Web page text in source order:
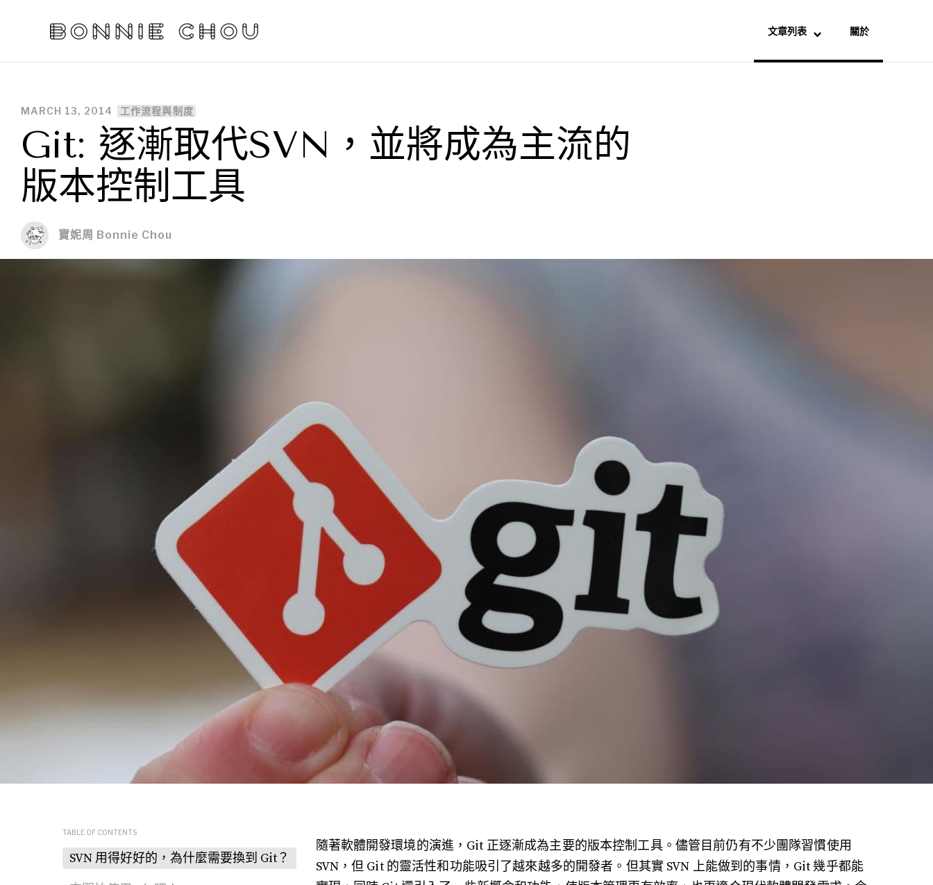
文章列表 關於
MARCH 13, 2014 工作流程與制度
Git: 逐漸取代SVN，並將成為主流的
版本控制工具
寶妮周 Bonnie Chou
TABLE OF CONTENTS
SVN 用得好好的，為什麼需要換到 Git？
隨著軟體開發環境的演進，Git 正逐漸成為主要的版本控制工具。儘管目前仍有不少團隊習慣使用
SVN，但 Git 的靈活性和功能吸引了越來越多的開發者。但其實 SVN 上能做到的事情，Git 幾乎都能